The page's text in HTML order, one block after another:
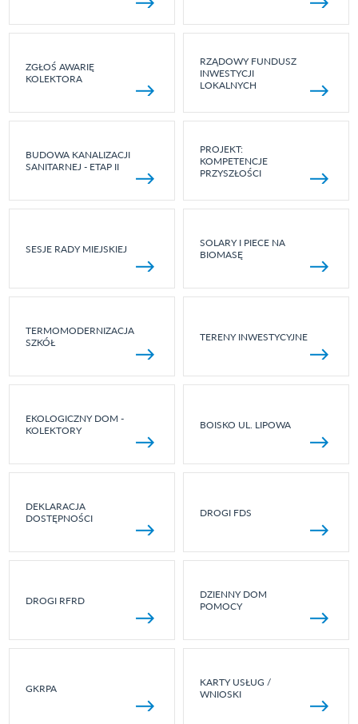
ZGŁOŚ AWARIĘ
KOLEKTORA
RZĄDOWY FUNDUSZ
INWESTYCJI
LOKALNYCH
BUDOWA KANALIZACJI
SANITARNEJ - ETAP II
PROJEKT:
KOMPETENCJE
PRZYSZŁOŚCI
SESJE RADY MIEJSKIEJ
SOLARY I PIECE NA
BIOMASĘ
TERMOMODERNIZACJA
SZKÓŁ
TERENY INWESTYCYJNE
EKOLOGICZNY DOM -
KOLEKTORY
BOISKO UL. LIPOWA
DEKLARACJA
DOSTĘPNOŚCI
DROGI FDS
DROGI RFRD
DZIENNY DOM
POMOCY
GKRPA
KARTY USŁUG /
WNIOSKI